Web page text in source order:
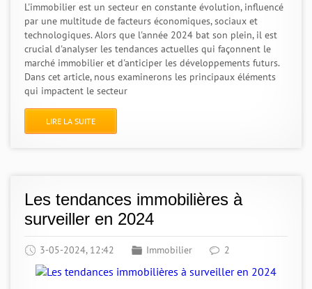
L'immobilier est un secteur en constante évolution, influencé
par une multitude de facteurs économiques, sociaux et
technologiques. Alors que l'année 2024 bat son plein, il est
crucial d'analyser les tendances actuelles qui façonnent le
marché immobilier et d'anticiper les développements futurs.
Dans cet article, nous examinerons les principaux éléments
qui impactent le secteur
LIRE LA SUITE
Les tendances immobilières à
surveiller en 2024
3-05-2024, 12:42 Immobilier 2